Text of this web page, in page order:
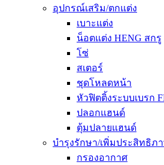
อุปกรณ์เสริม/ตกแต่ง
เบาะแต่ง
น็อตแต่ง HENG สกรู
โซ่
สเตอร์
ชุดโหลดหน้า
หัวฟิตติ้งระบบเบรก
ปลอกแฮนด์
ตุ้มปลายแฮนด์
บำรุงรักษา/เพิ่มประสิทธิภ
กรองอากาศ